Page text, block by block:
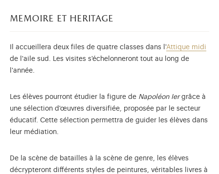
memoire et heritage
Il accueillera deux files de quatre classes dans l'Attique midi
de l'aile sud. Les visites s'échelonneront tout au long de
l'année.
Les élèves pourront étudier la figure de Napoléon Iergrâce à
une sélection d'œuvres diversifiée, proposée par le secteur
éducatif. Cette sélection permettra de guider les élèves dans
leur médiation.
De la scène de batailles à la scène de genre, les élèves
décrypteront différents styles de peintures, véritables livres à